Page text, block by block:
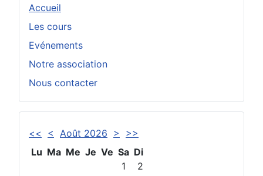
Accueil
Les cours
Evénements
Notre association
Nous contacter
<< < Août 2026 >
>>
Lu Ma Me Je Ve Sa Di
1
2